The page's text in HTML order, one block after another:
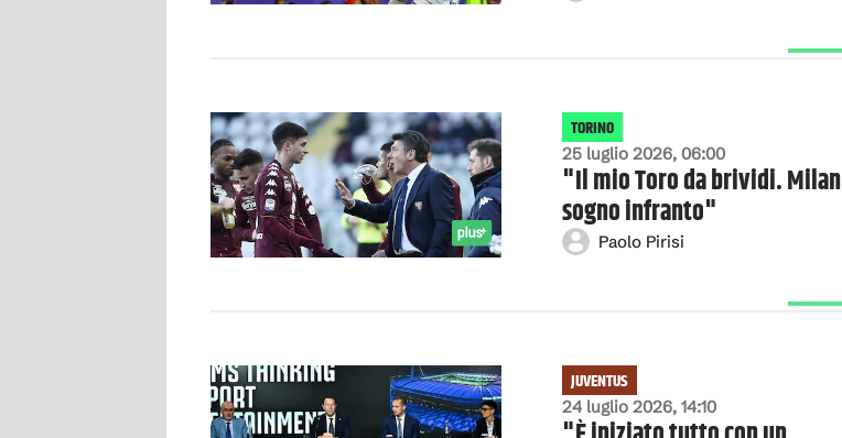
25 luglio 2026, 06:00
TORINO
"Il mio Toro da brividi. Milan
sogno infranto"
Paolo Pirisi
24 luglio 2026, 14:10
JUVENTUS